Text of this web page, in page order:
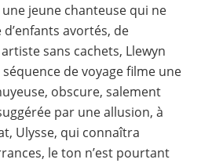
jeune chanteuse qui ne
avortés, de
sans cachets, Llewyn
de voyage filme une
obscure, salement
par une allusion, à
Ulysse, qui connaîtra
le ton n’est pourtant